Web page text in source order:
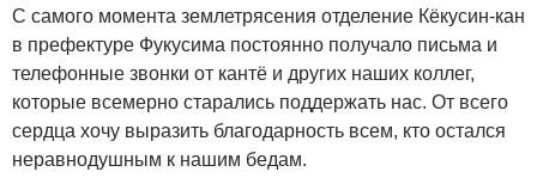
С самого момента землетрясения отделение Кёкусин-кан
в префектуре Фукусима постоянно получало письма и
телефонные звонки от кантё и других наших коллег,
которые всемерно старались поддержать нас. От всего
сердца хочу выразить благодарность всем, кто остался
неравнодушным к нашим бедам.